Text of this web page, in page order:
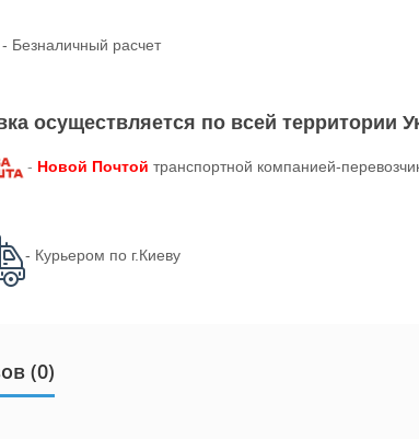
- Безналичный расчет
осуществляется по всей территории
- Новой Почтой транспортной компанией-
- Курьером по г.Киеву
(0)